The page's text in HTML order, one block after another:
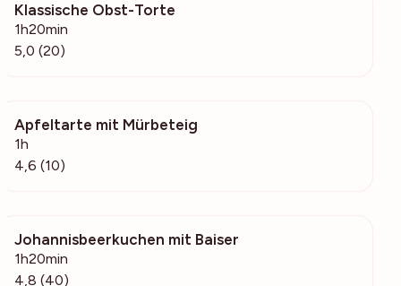
Klassische Obst-Torte
1h20min
5,0 (20)
Apfeltarte mit Mürbeteig
1h
4,6 (10)
Johannisbeerkuchen mit Baiser
1h20min
4,8 (40)